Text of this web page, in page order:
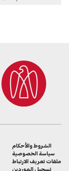
الشروط والأحكام
سياسة الخصوصية
ملفات تعريف الارتباط
تسجيل الموردين